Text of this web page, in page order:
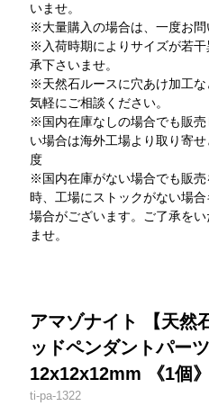
いませ。
※大量購入の場合は、一度お問
※入荷時期によりサイズが若
承下さいませ。
※天然石ルースに穴あけ加工
気軽にご相談ください。
※国内在庫なしの場合でも販
い場合は海外工場より取り寄
度
※国内在庫がない場合でも販
時、工場にストックがない場
場合がございます。ご了承を
ませ。
アマゾナイト 【天然
ッドペンダントパー
12x12x12mm 《1個》
ti-pa-1322